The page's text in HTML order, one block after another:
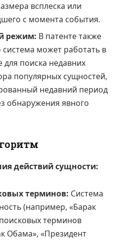
всплеска или
с момента события.
режим: В патенте также
может работать в
поиска недавних
популярных сущностей,
недавний период
обнаружения явного
действий сущности:
терминов: Система
(например, «Барак
терминов
Обама», «Президент